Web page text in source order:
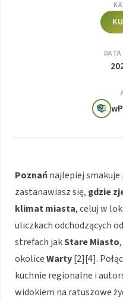
Poznańnajlepiej smakuje
zastanawiasz się, gdzie
klimat miasta, celuj w
uliczkach odchodzących
strefach jakStare Miasto,
okoliceWarty[2][4].
kuchnie regionalne i
widokiem na ratuszowe